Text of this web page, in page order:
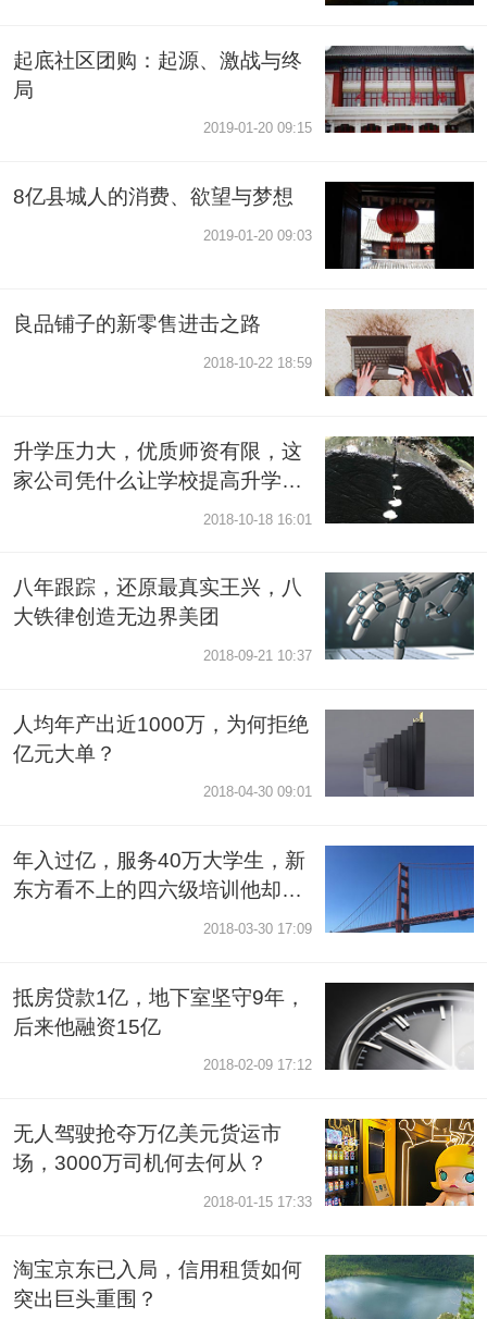
起底社区团购：起源、激战与终
局
2019-01-20 09:15
8亿县城人的消费、欲望与梦想
2019-01-20 09:03
良品铺子的新零售进击之路
2018-10-22 18:59
升学压力大，优质师资有限，这
家公司凭什么让学校提高升学
2018-10-18 16:01
八年跟踪，还原最真实王兴，八
大铁律创造无边界美团
2018-09-21 10:37
人均年产出近1000万，为何拒绝
亿元大单？
2018-04-30 09:01
年入过亿，服务40万大学生，新
东方看不上的四六级培训他却做
成了爆款，鸡肋也能变肥肉！
2018-03-30 17:09
抵房贷款1亿，地下室坚守9年，
后来他融资15亿
2018-02-09 17:12
无人驾驶抢夺万亿美元货运市
场，3000万司机何去何从？
2018-01-15 17:33
淘宝京东已入局，信用租赁如何
突出巨头重围？